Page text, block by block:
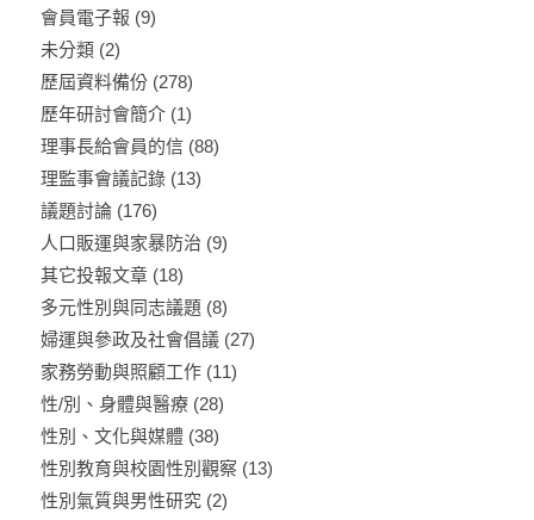
會員電子報 (9)
未分類(2)
歷屆資料備份(278)
歷年研討會簡介(1)
理事長給會員的信(88)
理監事會議記錄(13)
議題討論(176)
人口販運與家暴防治 (9)
其它投報文章(18)
多元性別與同志議題(8)
婦運與參政及社會倡議(27)
家務勞動與照顧工作(11)
性/別、身體與醫療(28)
性別、文化與媒體(38)
性別教育與校園性別觀察 (13)
性別氣質與男性研究(2)